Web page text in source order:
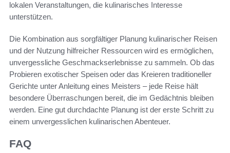
lokalen Veranstaltungen, die kulinarisches Interesse
unterstützen.
Die Kombination aus sorgfältiger Planung kulinarischer Reisen
und der Nutzung hilfreicher Ressourcen wird es ermöglichen,
unvergessliche Geschmackserlebnisse zu sammeln. Ob das
Probieren exotischer Speisen oder das Kreieren traditioneller
Gerichte unter Anleitung eines Meisters – jede Reise hält
besondere Überraschungen bereit, die im Gedächtnis bleiben
werden. Eine gut durchdachte Planung ist der erste Schritt zu
einem unvergesslichen kulinarischen Abenteuer.
FAQ